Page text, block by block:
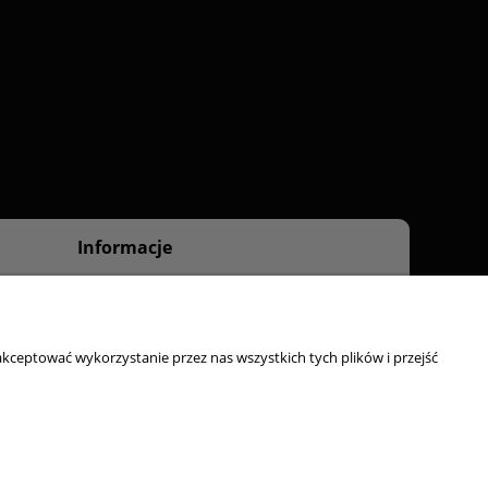
Informacje
wykorzystanie przez nas wszystkich tych plików i przejść